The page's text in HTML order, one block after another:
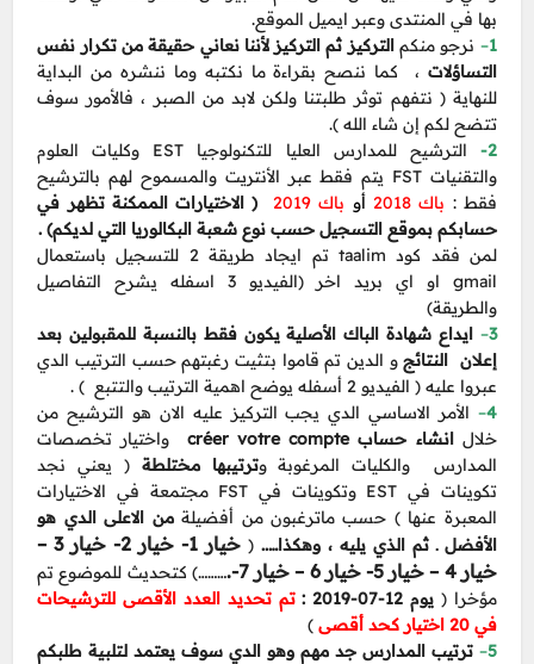
بها في المنتدى وعبر ايميل الموقع.
1
– نرجو منكم التركيز ثم التركيز لأننا نعاني حقيقة من تكرار نفس
التساؤلات ، كما ننصح بقراءة ما نكتبه وما ننشره من البداية
للنهاية ( نتفهم توثر طلبتنا ولكن لابد من الصبر ، فالأمور سوف
تتضح لكم إن شاء الله ).
2-
الترشيح للمدارس العليا للتكنولوجيا EST وكليات العلوم
والتقنيات FST يتم فقط عبر الأنتريت والمسموح لهم بالترشيح
فقط : باك 2018 أو باك 2019
( الاختيارات الممكنة تظهر في
حسابكم بموقع التسجيل حسب نوع شعبة البكالوريا التي لديكم) .
لمن فقد كود taalim تم ايجاد طريقة 2 للتسجيل باستعمال
gmail او اي بريد اخر (الفيديو 3 اسفله يشرح التفاصيل
والطريقة)
3
– ايداع شهادة الباك الأصلية يكون فقط بالنسبة للمقبولين بعد
إعلان النتائجو الدين تم قاموا بتثيت رغبتهم حسب الترتيب الدي
عبروا عليه ( الفيديو 2 أسفله يوضح اهمية الترتيب والتتبع ) .
4
– الأمر الاساسي الدي يجب التركيز عليه الان هو الترشيح من
خلال
انشاء حساب créer votre compte
واختيار تخصصات
المدارس والكليات المرغوبة وترتيبها مختلطة ( يعني نجد
تكوينات في EST وتكوينات في FST مجتمعة في الاختيارات
المعبرة عنها ) حسب ماترغبون من أفضيلةمن الاعلى الدي هو
الأفضل ـ ثم الذي يليه ، وهكذا…..(
خيار 1- خيار 2- خيار 3 –
خيار 4 – خيار 5- خيار 6 – خيار 7-.
………) كتحديث للموضوع تم
مؤخرا ( يوم 12-07-2019 :
تم تحديد العدد الأقصى للترشيحات
في 20 اختيار كحد أقصى
)
5
– ترتيب المدارس جد مهم وهو الدي سوف يعتمد لتلبية طلبكم